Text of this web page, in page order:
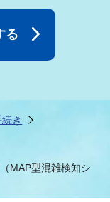
き
MAP型混雑検知シ